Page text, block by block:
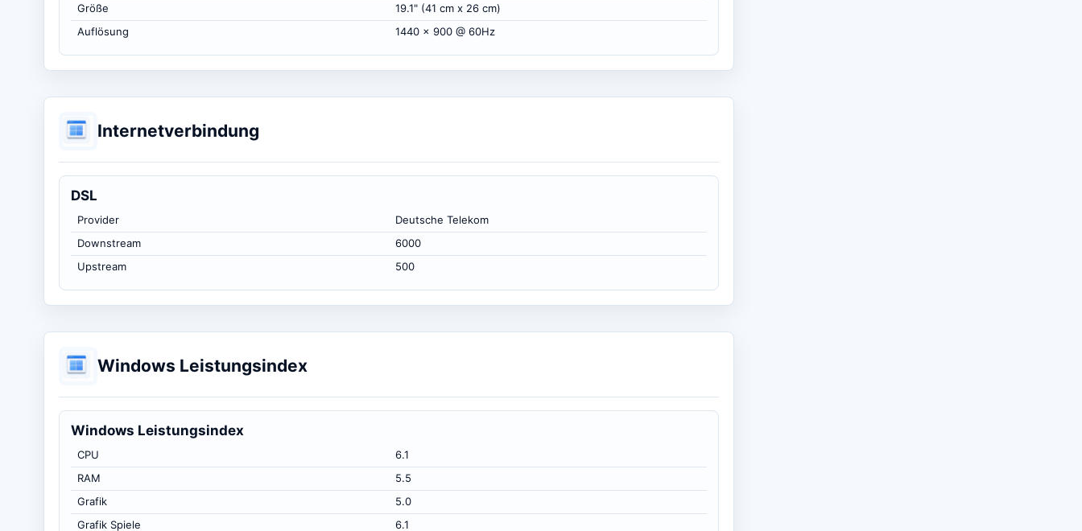
Größe
19.1" (41 cm x 26 cm)
Auflösung
1440 x 900 @ 60Hz
Internetverbindung
DSL
Provider
Deutsche Telekom
Downstream
6000
Upstream
500
Windows Leistungsindex
Windows Leistungsindex
CPU
6.1
RAM
5.5
Grafik
5.0
Grafik Spiele
6.1